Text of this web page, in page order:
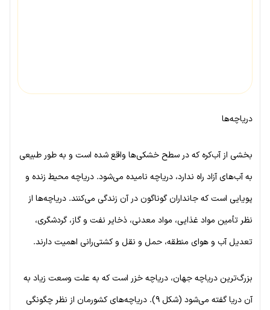
دریاچه‌ها
بخشی از آب‌کره که در سطح خشکی‌ها واقع شده است و به طور طبیعی
به آب‌های آزاد راه ندارد، دریاچه نامیده می‌شود. دریاچه محیط زنده و
پویایی است که جانداران گوناگون در آن زندگی می‌کنند. دریاچه‌ها از
نظر تأمین مواد غذایی، مواد معدنی، ذخایر نفت و گاز، گردشگری،
تعدیل آب و هوای منطقه، حمل و نقل و کشتی‌رانی اهمیت دارند.
بزرگ‌ترین دریاچه جهان، دریاچه خزر است که به علت وسعت زیاد به
آن دریا گفته می‌شود (شکل ۹). دریاچه‌های کشورمان از نظر چگونگی